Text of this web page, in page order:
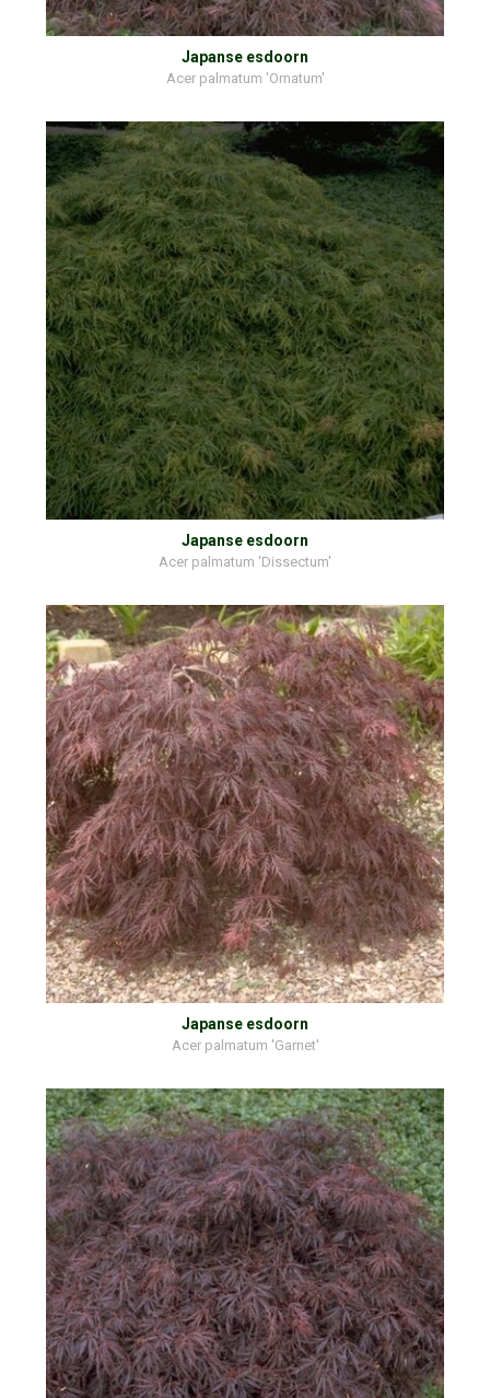
Japanse esdoorn
Acer palmatum 'Ornatum'
Japanse esdoorn
Acer palmatum 'Dissectum'
Japanse esdoorn
Acer palmatum 'Garnet'